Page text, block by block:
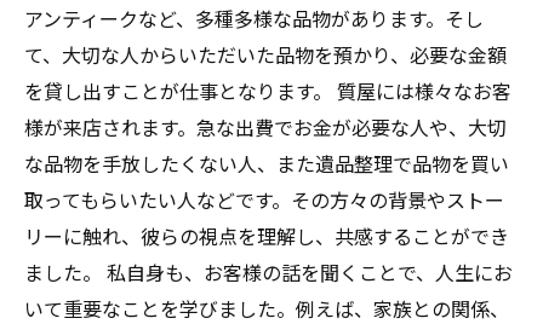
アンティークなど、多種多様な品物があります。そし
て、大切な人からいただいた品物を預かり、必要な金額
を貸し出すことが仕事となります。 質屋には様々なお客
様が来店されます。急な出費でお金が必要な人や、大切
な品物を手放したくない人、また遺品整理で品物を買い
取ってもらいたい人などです。その方々の背景やストー
リーに触れ、彼らの視点を理解し、共感することができ
ました。 私自身も、お客様の話を聞くことで、人生にお
いて重要なことを学びました。例えば、家族との関係、